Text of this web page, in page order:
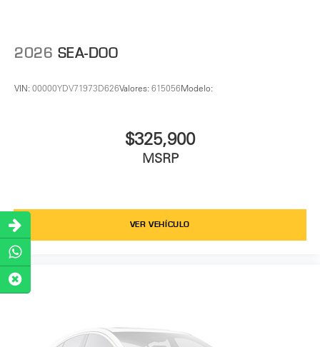
2026 SEA-DOO
VIN: 00000YDV71973D626Valores: 615056Modelo:
$325,900
MSRP
VER VEHÍCULO